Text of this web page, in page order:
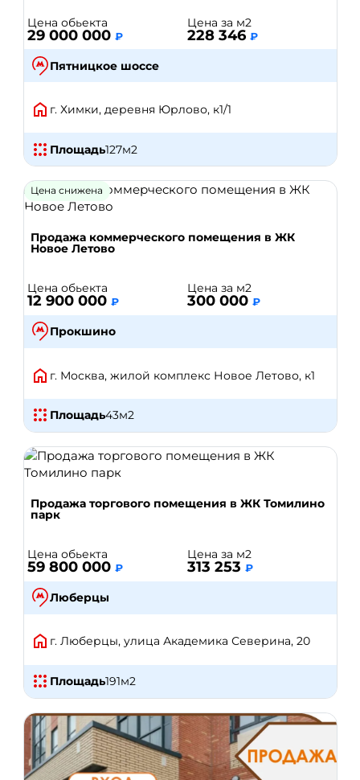
Цена обьекта
29 000 000 ₽
Цена за м2
228 346 ₽
Пятницкое шоссе
г. Химки, деревня Юрлово, к1/1
Площадь127м2
Цена снижена
Продажа коммерческого помещения в ЖК
Новое Летово
Цена обьекта
12 900 000 ₽
Цена за м2
300 000 ₽
Прокшино
г. Москва, жилой комплекс Новое Летово, к1
Площадь43м2
Продажа торгового помещения в ЖК Томилино
парк
Цена обьекта
59 800 000 ₽
Цена за м2
313 253 ₽
Люберцы
г. Люберцы, улица Академика Северина, 20
Площадь191м2